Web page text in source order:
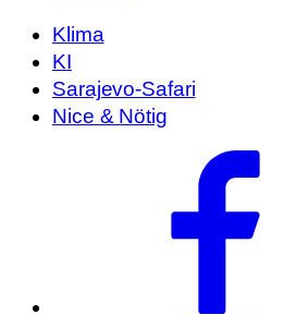
Klima
KI
Sarajevo-Safari
Nice & Nötig